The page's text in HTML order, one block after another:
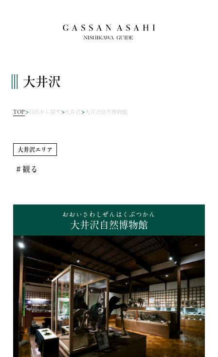
大井沢
TOP 目的から探す 大井沢 大井沢自然博物館
大井沢エリア
＃観る
大井沢自然博物館